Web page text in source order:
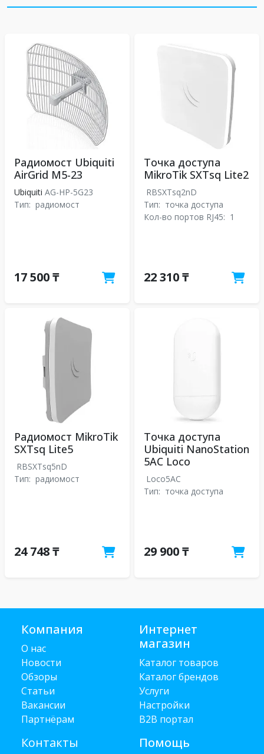
Радиомост Ubiquiti
AirGrid M5-23
Ubiquiti AG-HP-5G23
Тип: радиомост
17 500 ₸
Точка доступа
MikroTik SXTsq Lite2
RBSXTsq2nD
Тип: точка доступа
Кол-во портов RJ45: 1
22 310 ₸
Радиомост MikroTik
SXTsq Lite5
RBSXTsq5nD
Тип: радиомост
24 748 ₸
Точка доступа
Ubiquiti NanoStation
5AC Loco
Loco5AC
Тип: точка доступа
29 900 ₸
Компания
О нас
Новости
Обзоры
Статьи
Вакансии
Партнёрам
Контакты
Интернет
магазин
Каталог товаров
Каталог брендов
Услуги
Настройки
B2B портал
Помощь